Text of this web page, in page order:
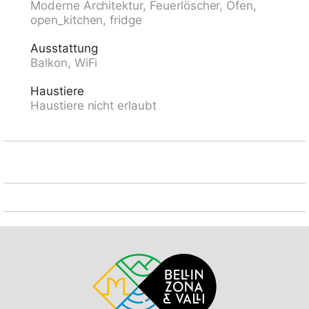
Skisportanlagen, Skipisten, Skiverleih, Skischule 500
m, Schlittelbahn 300 m, Langlaufloipe 20 m, Eisfeld 2
gut erreichbar: Lenzerheide - Arosa.
Moderne Architektur, Feuerlöscher, Ofen,
open_kitchen, fridge
Ausstattung
Balkon, WiFi
Haustiere
Haustiere nicht erlaubt